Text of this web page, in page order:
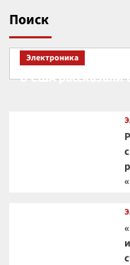
Поиск
Электроника
В США рассказали